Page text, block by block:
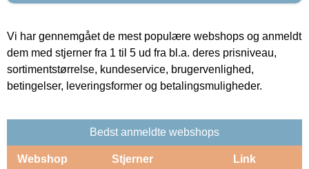
Vi har gennemgået de mest populære webshops og anmeldt
dem med stjerner fra 1 til 5 ud fra bl.a. deres prisniveau,
sortimentstørrelse, kundeservice, brugervenlighed,
betingelser, leveringsformer og betalingsmuligheder.
Bedst anmeldte webshops
Webshop Stjerner Link